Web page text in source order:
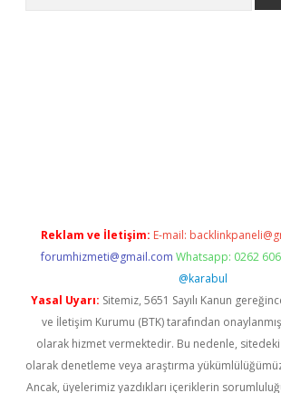
Reklam ve İletişim: E-mail:
forumhizmeti@gmail.com Whatsapp: 0262
@karabul
Yasal Uyarı: Sitemiz, 5651 Sayılı Kanun
ve İletişim Kurumu (BTK) tarafından onaylanmış
olarak hizmet vermektedir. Bu nedenle,
olarak denetleme veya araştırma
Ancak, üyelerimiz yazdıkları içeriklerin